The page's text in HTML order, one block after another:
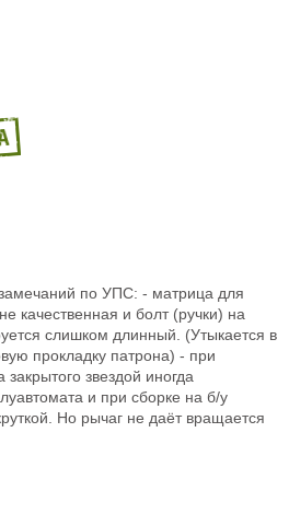
по УПС: - матрица для
качественная и болт (ручки) на
слишком длинный. (Утыкается в
прокладку патрона) - при
закрытого звездой иногда
и при сборке на б/у
Но рычаг не даёт вращается